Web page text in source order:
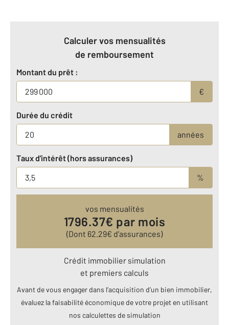
Calculer vos mensualités
de remboursement
Montant du prêt :
€
Durée du crédit
années
Taux d'intérêt (hors assurances)
%
vos mensualités
1796.37€ par mois
(Dont 62.29€ d’assurances)
Crédit immobilier simulation
et premiers calculs
Avant de vous engager dans l’acquisition d’un bien immobilier,
évaluez la faisabilité économique de votre projet en utilisant
nos calculettes de simulation